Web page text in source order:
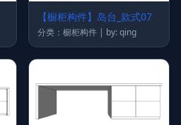
【橱柜构件】岛台_款式07
分类：橱柜构件 | by: qing